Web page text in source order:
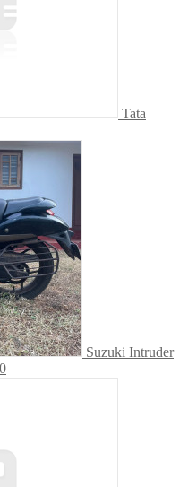
Tata
Suzuki Intruder